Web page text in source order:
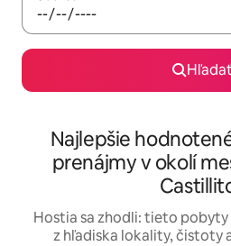
Hľadať
Najlepšie
prenájmy v okolí
Hostia sa zhodli: tieto
z hľadiska lokality, čistoty